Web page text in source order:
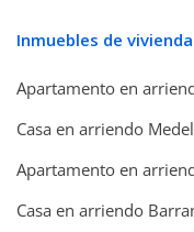
Inmuebles de
Apartamento en
Casa en arriendo
Apartamento en
Casa en arriendo